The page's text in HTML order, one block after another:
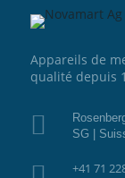
Appareils de
qualité depuis

SG |
+41 71